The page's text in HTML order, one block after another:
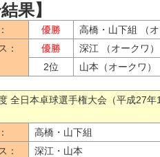
果】
優勝
高橋・山下組 （
：
優勝
深江 （オークワ）
2位
山本（オークワ）
全日本卓球選手権大会（平成27
高橋・山下組
：
深江・山本